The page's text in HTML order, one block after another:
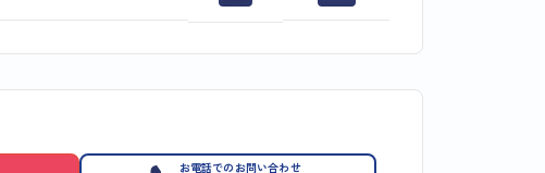
お電話でのお問い合わせ